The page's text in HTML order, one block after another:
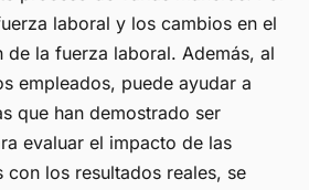
laboral y los cambios en el
la fuerza laboral. Además, al
empleados, puede ayudar a
que han demostrado ser
evaluar el impacto de las
los resultados reales, se